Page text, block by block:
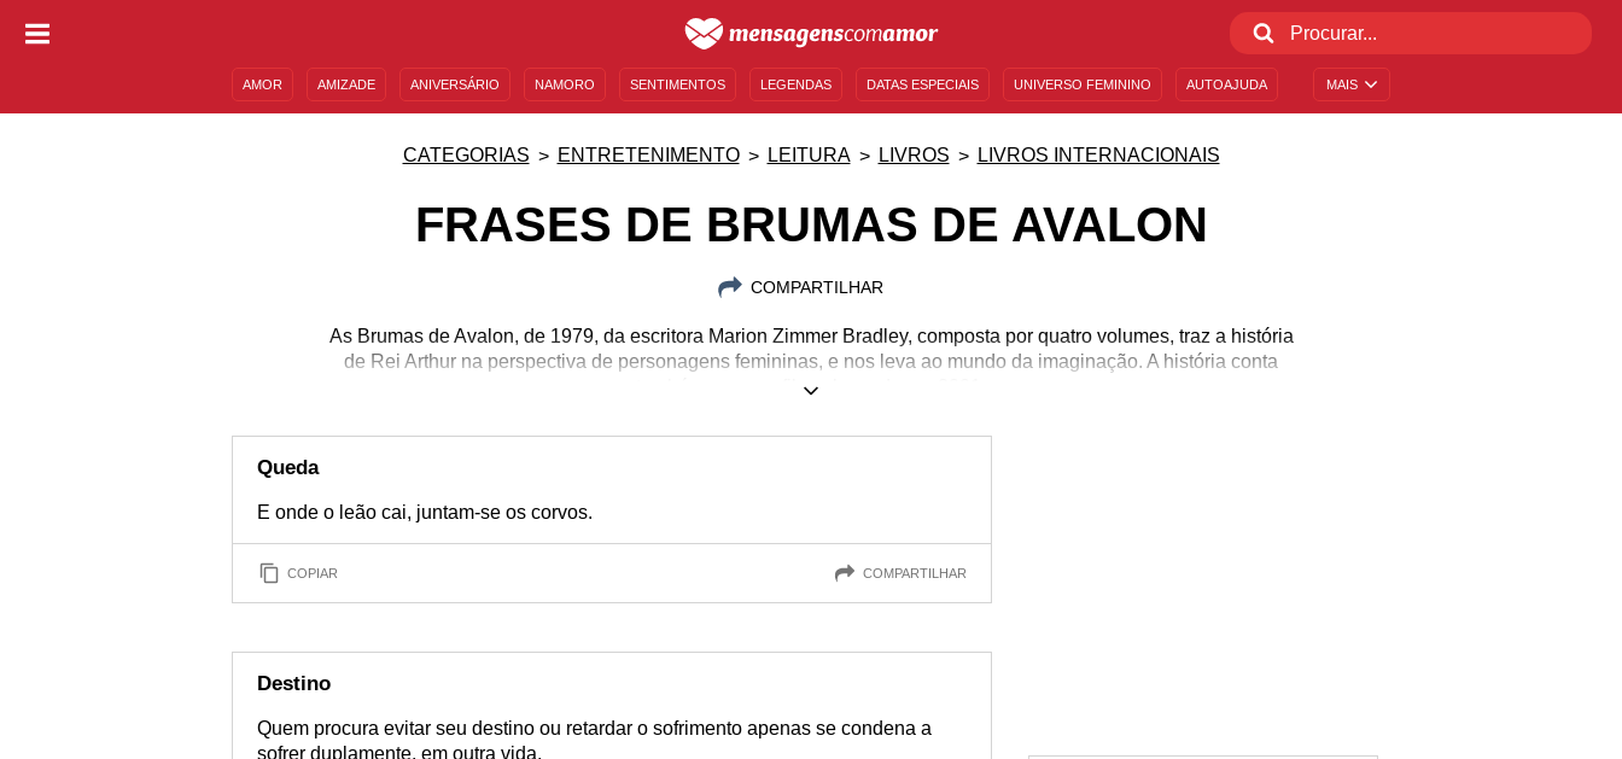
MAIS
AMOR AMIZADE ANIVERSÁRIO NAMORO SENTIMENTOS LEGENDAS DATAS ESPECIAIS UNIVERSO FEMININO AUTOAJUDA
CATEGORIAS ENTRETENIMENTO LEITURA LIVROS LIVROS INTERNACIONAIS
FRASES DE BRUMAS DE AVALON
COMPARTILHAR
As Brumas de Avalon, de 1979, da escritora Marion Zimmer Bradley, composta por quatro volumes, traz a história
de Rei Arthur na perspectiva de personagens femininas, e nos leva ao mundo da imaginação. A história conta
também com um filme, lançado em 2001.
Queda
E onde o leão cai, juntam-se os corvos.
COPIAR COMPARTILHAR
Destino
Quem procura evitar seu destino ou retardar o sofrimento apenas se condena a
sofrer duplamente, em outra vida.